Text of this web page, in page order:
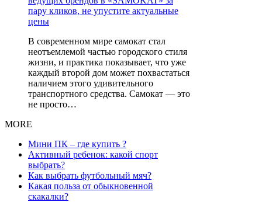
В современном мире самокат стал
неотъемлемой частью городского стиля
жизни, и практика показывает, что уже
каждый второй дом может похвастаться
наличием этого удивительного
транспортного средства. Самокат — это
не просто…
MORE
Мини ПК – где купить ?
Активный ребенок: какой спорт
выбрать?
Как выбрать футбольный мяч?
Какая польза от обыкновенной
скакалки?